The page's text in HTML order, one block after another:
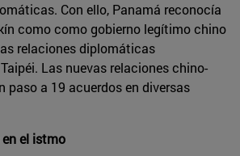
Con ello, Panamá reconocía
como como gobierno legítimo chino
relaciones diplomáticas
Las nuevas relaciones chino-
paso a 19 acuerdos en diversas
el istmo